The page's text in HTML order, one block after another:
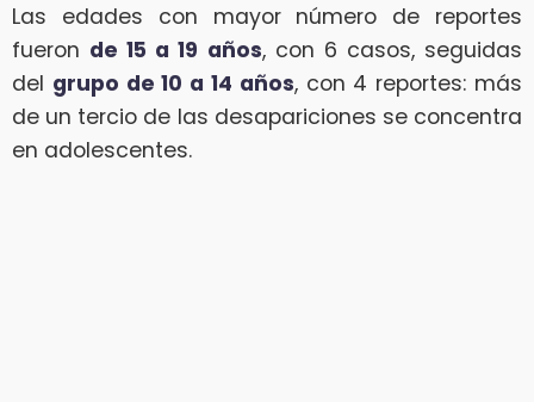
Las edades con mayor número de reportes
fueron de 15 a 19 años, con 6 casos, seguidas
del grupo de 10 a 14 años, con 4 reportes: más
de un tercio de las desapariciones se concentra
en adolescentes.